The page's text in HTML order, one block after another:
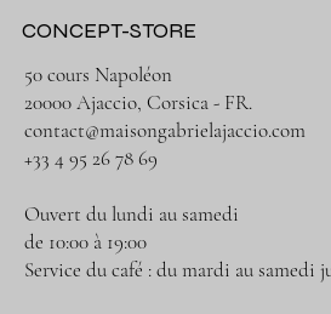
CONCEPT-STORE
50 cours Napoléon
20000 Ajaccio, Corsica - FR.
contact@maisongabrielajaccio.com
+33 4 95 26 78 69
Ouvert du lundi au samedi
de 10:00 à 19:00
Service du café : du mardi au samedi